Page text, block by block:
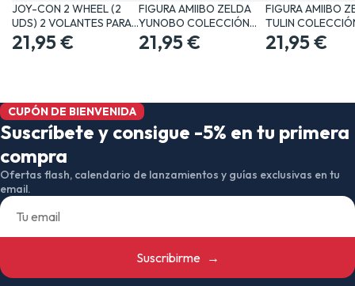
JOY-CON 2 WHEEL (2
UDS) 2 VOLANTES PARA…
21,95 €
FIGURA AMIIBO ZELDA
YUNOBO COLECCIÓN
THE…
21,95 €
FIGURA AMIIBO
TULIN
21,95 €
CUPÓN DE BIENVENIDA
Suscríbete y consigue -5% en tu primera
compra
Ofertas flash, calendario de lanzamientos y guías exclusivas en tu
email.
Suscribirme →